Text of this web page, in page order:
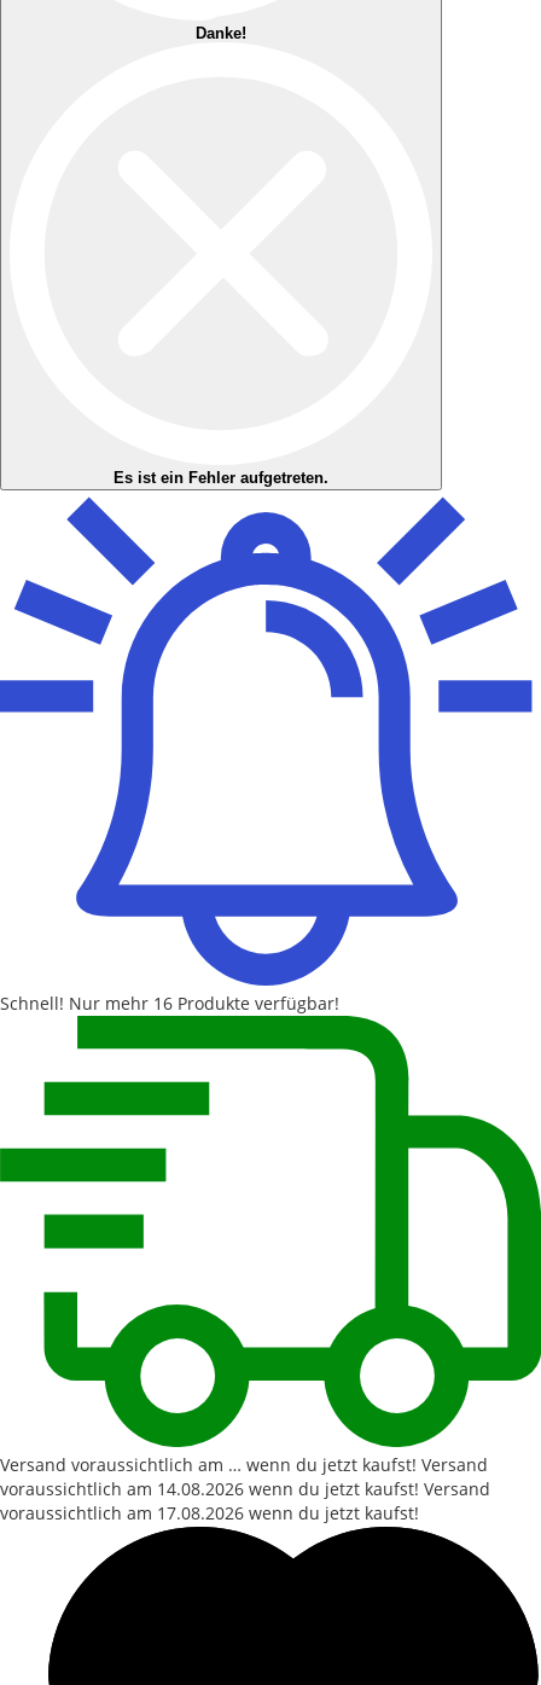
Danke!
Es ist ein Fehler aufgetreten.
Schnell! Nur mehr 16 Produkte verfügbar!
Versand voraussichtlich am … wenn du jetzt kaufst! Versand
voraussichtlich am 14.08.2026 wenn du jetzt kaufst! Versand
voraussichtlich am 17.08.2026 wenn du jetzt kaufst!